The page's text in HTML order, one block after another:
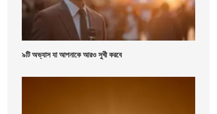
৯টি অভ্যাস যা আপনাকে আরও সুখী করবে